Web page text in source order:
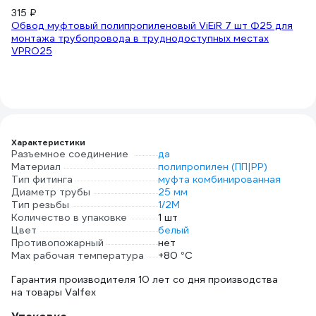
315 ₽
Обвод муфтовый полипропиленовый ViEiR 7 шт Ф25 для
монтажа трубопровода в труднодоступных местах
VPRO25
Характеристики
Разъемное соединение
да
Материал
полипропилен (ПП|PP)
Тип фитинга
муфта комбинированная
Диаметр трубы
25 мм
Тип резьбы
1/2M
Количество в упаковке
1 шт
Цвет
белый
Противопожарный
нет
Max рабочая температура
+80 °С
Гарантия производителя 10 лет со дня производства
на товары Valfex